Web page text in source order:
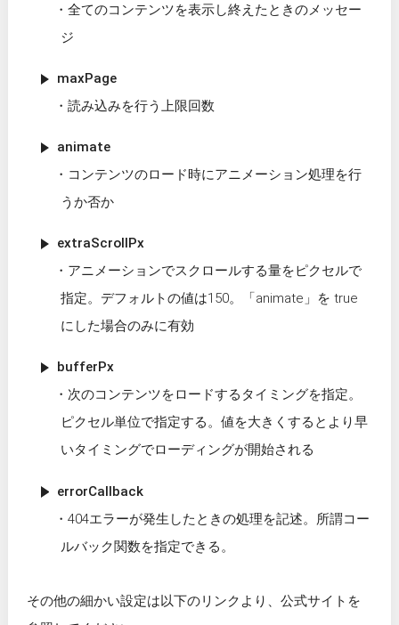
全てのコンテンツを表示し終えたときのメッセー
ジ
maxPage
読み込みを行う上限回数
animate
コンテンツのロード時にアニメーション処理を行
うか否か
extraScrollPx
アニメーションでスクロールする量をピクセルで
指定。デフォルトの値は150。「animate」を true
にした場合のみに有効
bufferPx
次のコンテンツをロードするタイミングを指定。
ピクセル単位で指定する。値を大きくするとより早
いタイミングでローディングが開始される
errorCallback
404エラーが発生したときの処理を記述。所謂コー
ルバック関数を指定できる。
その他の細かい設定は以下のリンクより、公式サイトを